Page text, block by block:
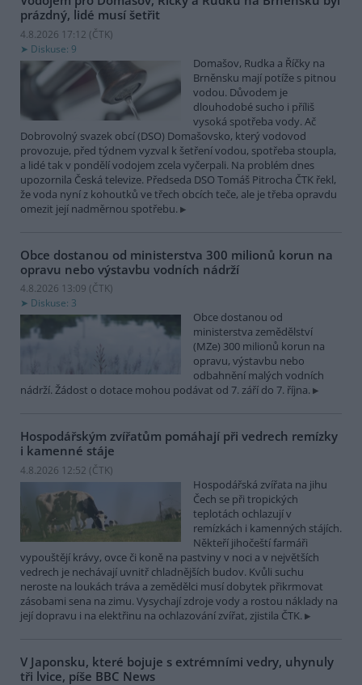
prázdný, lidé musí šetřit
4.8.2026 17:12 (ČTK)
Diskuse: 9
Domašov, Rudka a Říčky na
Brněnsku mají potíže s pitnou
vodou. Důvodem je
dlouhodobé sucho i příliš
vysoká spotřeba vody. Ač
Dobrovolný svazek obcí (DSO) Domašovsko, který vodovod
provozuje, před týdnem vyzval k šetření vodou, spotřeba stoupla,
a lidé tak v pondělí vodojem zcela vyčerpali. Na problém dnes
upozornila Česká televize. Předseda DSO Tomáš Pitrocha ČTK řekl,
že voda nyní z kohoutků ve třech obcích teče, ale je třeba opravdu
omezit její nadměrnou spotřebu.
Obce dostanou od ministerstva 300 milionů korun na
opravu nebo výstavbu vodních nádrží
4.8.2026 13:09 (ČTK)
Diskuse: 3
Obce dostanou od
ministerstva zemědělství
(MZe) 300 milionů korun na
opravu, výstavbu nebo
odbahnění malých vodních
nádrží. Žádost o dotace mohou podávat od 7. září do 7. října.
Hospodářským zvířatům pomáhají při vedrech remízky
i kamenné stáje
4.8.2026 12:52 (ČTK)
Hospodářská zvířata na jihu
Čech se při tropických
teplotách ochlazují v
remízkách i kamenných stájích.
Někteří jihočeští farmáři
vypouštějí krávy, ovce či koně na pastviny v noci a v největších
vedrech je nechávají uvnitř chladnějších budov. Kvůli suchu
neroste na loukách tráva a zemědělci musí dobytek přikrmovat
zásobami sena na zimu. Vysychají zdroje vody a rostou náklady na
její dopravu i na elektřinu na ochlazování zvířat, zjistila ČTK.
V Japonsku, které bojuje s extrémními vedry, uhynuly
tři lvice, píše BBC News